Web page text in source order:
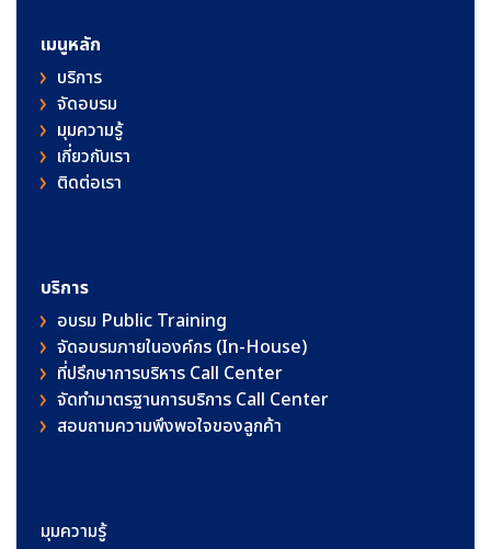
เมนูหลัก
บริการ
จัดอบรม
มุมความรู้
เกี่ยวกับเรา
ติดต่อเรา
บริการ
อบรม Public Training
จัดอบรมภายในองค์กร (In-House)
ที่ปรึกษาการบริหาร Call Center
จัดทำมาตรฐานการบริการ Call Center
สอบถามความพึงพอใจของลูกค้า
มุมความรู้